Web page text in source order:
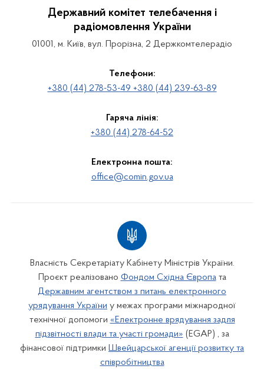
Державний комітет телебачення і
радіомовлення України
01001, м. Київ, вул. Прорізна, 2 Держкомтелерадіо
Телефони:
+380 (44) 278-53-49 +380 (44) 239-63-89
Гаряча лінія:
+380 (44) 278-64-52
Електронна пошта:
office@comin.gov.ua
Власність Секретаріату Кабінету Міністрів України.
Проєкт реалізовано Фондом Східна Європата
Державним агентством з питань електронного
урядування України у межах програми міжнародної
технічної допомоги «Електронне врядування задля
підзвітності влади та участі громади» (EGAP) , за
фінансової підтримки Швейцарської агенції розвитку та
співробітництва